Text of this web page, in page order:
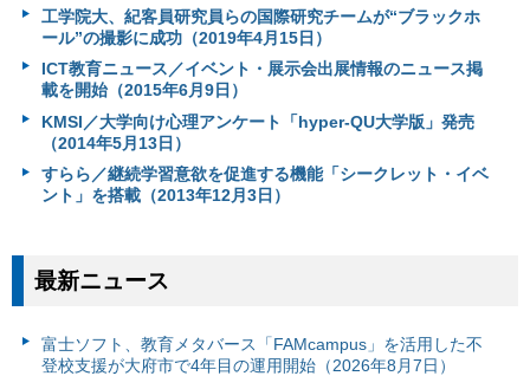
工学院大、紀客員研究員らの国際研究チームが“ブラックホ
ール”の撮影に成功（2019年4月15日）
ICT教育ニュース／イベント・展示会出展情報のニュース掲
載を開始（2015年6月9日）
KMSI／大学向け心理アンケート「hyper-QU大学版」発売
（2014年5月13日）
すらら／継続学習意欲を促進する機能「シークレット・イベ
ント」を搭載（2013年12月3日）
最新ニュース
富⼠ソフト、教育メタバース「FAMcampus」を活用した不
登校支援が大府市で4年目の運用開始（2026年8月7日）